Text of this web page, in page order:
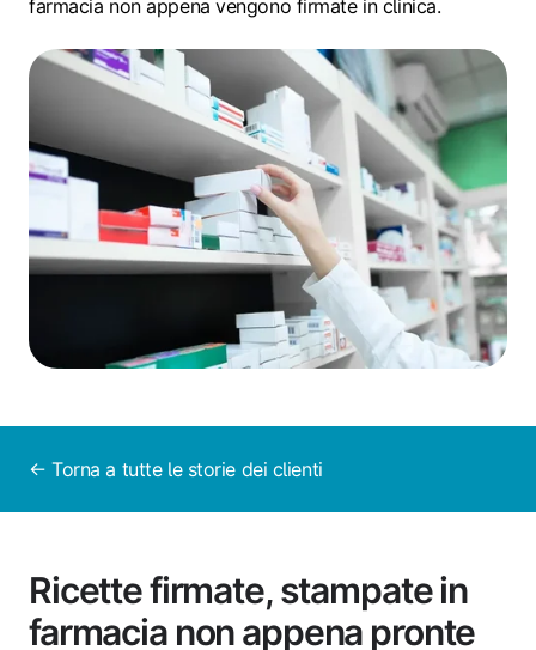
farmacia non appena vengono firmate in clinica.
← Torna a tutte le storie dei clienti
Ricette firmate, stampate in
farmacia non appena pronte